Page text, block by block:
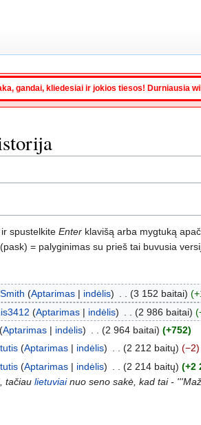
gandai, kliedesiai ir jokios tiesos! Durniausia
spustelkite Enter klavišą arba mygtuką
= palyginimas su prieš tai buvusia
Aptarimas indėlis 3 152 baitai
Aptarimas indėlis 2 986 baitai
Aptarimas indėlis 2 964 baitai
+752
Aptarimas indėlis 2 212 baitų
−2
Aptarimas indėlis 2 214 baitų +2
tačiaulietuviainuo seno sakė, kad tai -